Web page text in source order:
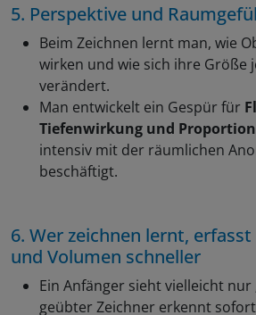
5. Perspektive und
Beim Zeichnen lernt man, wie
wirken und wie sich ihre Größe
verändert.
Man entwickelt ein Gespür für
Tiefenwirkung und
intensiv mit der räumlichen
beschäftigt.
6. Wer zeichnen lernt,
und Volumen schneller
Ein Anfänger sieht vielleicht nur
geübter Zeichner erkennt